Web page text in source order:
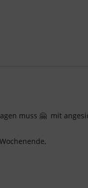
muss 🤗 mit